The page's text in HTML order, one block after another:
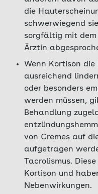
die
schwerwiegend
sorgfältig mit
Ärztin
Wenn Kortison
ausreichend
oder besonders
werden müssen,
Behandlung
von Cremes auf
aufgetragen
Tacrolismus.
Kortison und
Nebenwirkungen.